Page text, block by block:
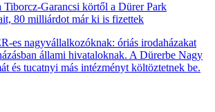
Tiborcz-Garancsi körtől a Dürer Park
80 milliárdot már ki is fizettek
es nagyvállalkozóknak: óriás irodaházakat
állami hivataloknak. A Dürerbe Nagy
és tucatnyi más intézményt költöztetnek be.